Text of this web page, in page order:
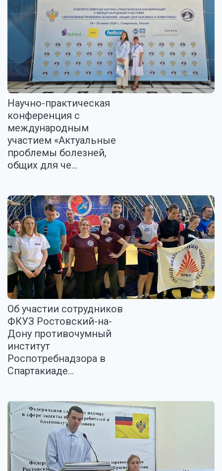
Научно-практическая
конференция с
международным
участием «Актуальные
проблемы болезней,
общих для че...
Об участии сотрудников
ФКУЗ Ростовский-на-
Дону противочумный
институт
Роспотребнадзора в
Спартакиаде...